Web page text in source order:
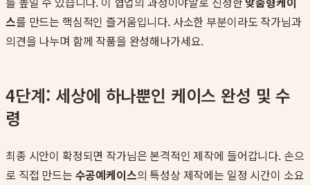
스를 만드는 핵심적인 즐거움입니다. 사소한 부분이라도 작가님과
의견을 나누며 함께 작품을 완성해나가세요.
4단계: 세상에 하나뿐인 케이스 완성 및 수
령
최종 시안이 확정되면 작가님은 본격적인 제작에 들어갑니다. 손으
로 직접 만드는 수공예케이스의 특성상 제작에는 일정 시간이 소요